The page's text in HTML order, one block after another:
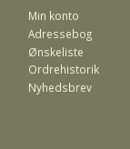
Min konto
Adressebog
Ønskeliste
Ordrehistorik
Nyhedsbrev